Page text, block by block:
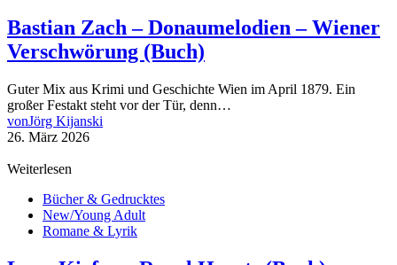
Bastian Zach – Donaumelodien – Wiener
Verschwörung (Buch)
Guter Mix aus Krimi und Geschichte Wien im April 1879. Ein
großer Festakt steht vor der Tür, denn…
vonJörg Kijanski
26. März 2026
Weiterlesen
Bücher & Gedrucktes
New/Young Adult
Romane & Lyrik